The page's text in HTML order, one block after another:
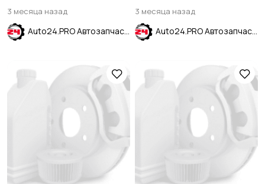
SPORTS 2012-
3 месяца назад
Auto24.PRO Автозапчасти
T300 2011-2015
3 месяца назад
Auto24.PRO Автозапчасти